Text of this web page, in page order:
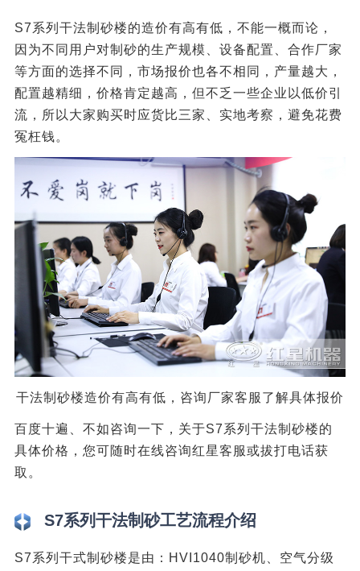
S7系列干法制砂楼的造价有高有低，不能一概而论，
因为不同用户对制砂的生产规模、设备配置、合作厂家
等方面的选择不同，市场报价也各不相同，产量越大，
配置越精细，价格肯定越高，但不乏一些企业以低价引
流，所以大家购买时应货比三家、实地考察，避免花费
冤枉钱。
干法制砂楼造价有高有低，咨询厂家客服了解具体报价
百度十遍、不如咨询一下，关于S7系列干法制砂楼的
具体价格，您可随时在线咨询红星客服或拔打电话获
取。
S7系列干法制砂工艺流程介绍
S7系列干式制砂楼是由：HVI1040制砂机、空气分级